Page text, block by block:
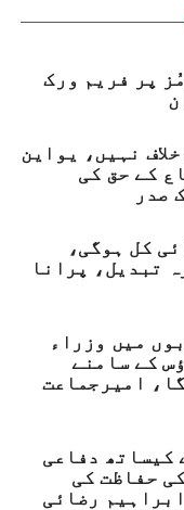
پر فریم ورک
نہیں، یواین
کے حق کی
صدر
کل ہوگی،
تبدیل، پرانا
میں وزراء
کے سامنے
امیرجماعت
کیساتھ دفاعی
حفاظت کی
رضائی